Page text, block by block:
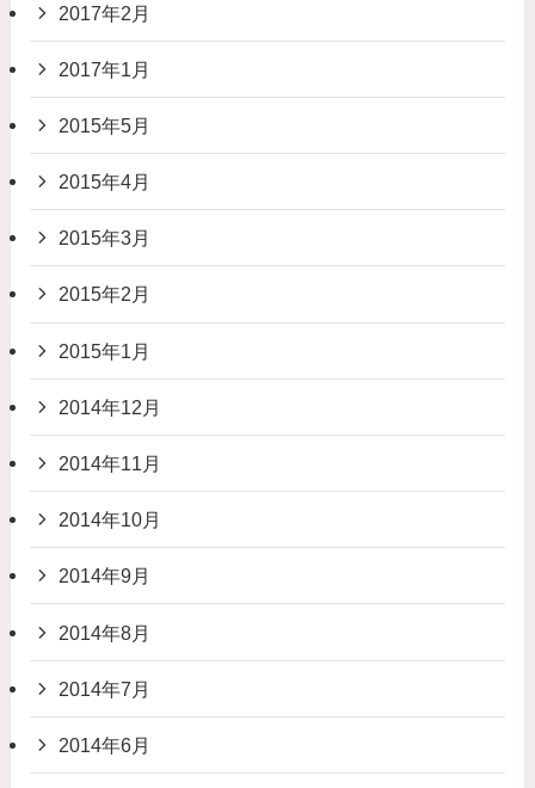
2017年2月
2017年1月
2015年5月
2015年4月
2015年3月
2015年2月
2015年1月
2014年12月
2014年11月
2014年10月
2014年9月
2014年8月
2014年7月
2014年6月